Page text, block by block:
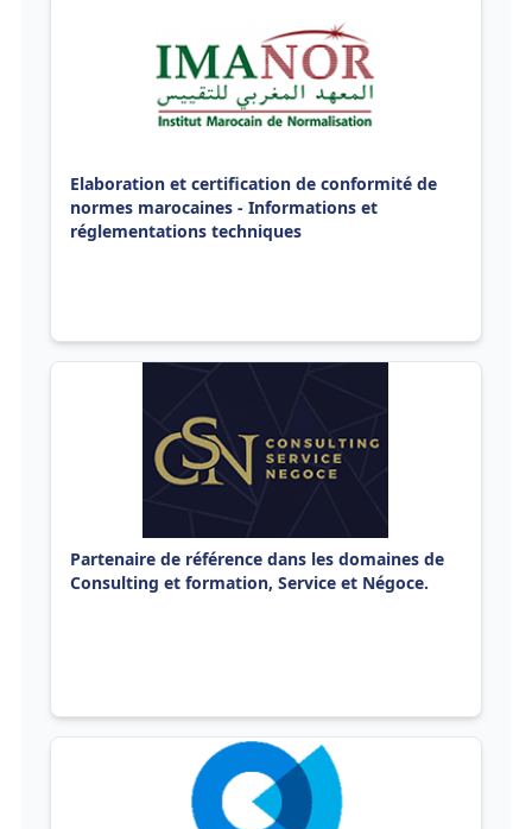
Elaboration et certification de conformité de
normes marocaines - Informations et
réglementations techniques
Partenaire de référence dans les domaines de
Consulting et formation, Service et Négoce.